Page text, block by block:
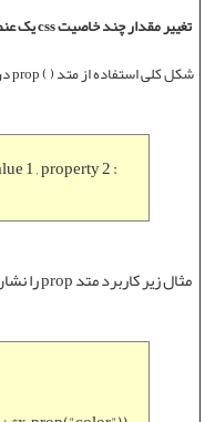
تغییر مقدار چند خاصیت css یک عنصر HTML به مقادیر دلخواه
شکل کلی استفاده از متد ( ) prop در این حالت به شرح زیر است :
1 , property 2 :
مثال زیر کاربردمتد prop را